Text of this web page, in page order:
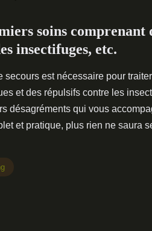
soins comprenant
insectifuges, etc.
secours est nécessaire pour
et des répulsifs contre les
désagréments qui vous
et pratique, plus rien ne saura